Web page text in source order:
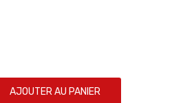
AJOUTER AU PANIER